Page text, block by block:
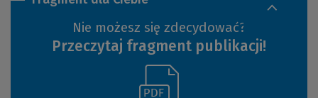
Nie możesz się zdecydować?
Przeczytaj fragment publikacji!
(Nowe